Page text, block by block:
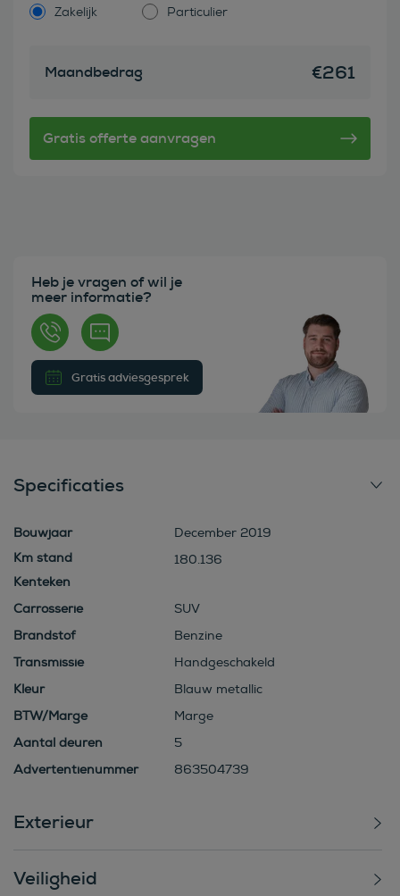
Zakelijk Particulier
Maandbedrag €261
Heb je vragen of wil je
meer informatie?
Gratis adviesgesprek
Specificaties
Bouwjaar
December 2019
180.136
Kenteken
Carrosserie
SUV
Brandstof
Benzine
Transmissie
Handgeschakeld
Kleur
Blauw metallic
BTW/Marge
Marge
Aantal deuren
5
Advertentienummer
863504739
Exterieur
Veiligheid